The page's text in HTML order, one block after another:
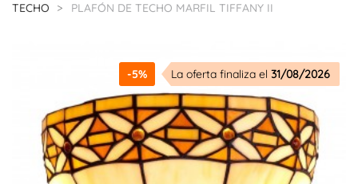
TECHO
PLAFÓN DE TECHO MARFIL TIFFANY II
-5% La oferta finaliza el 31/08/2026